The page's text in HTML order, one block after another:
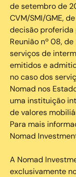
de setembro de
CVM/SMI/GME,
decisão proferida
Reunião nº 08,
serviços de
emitidos e
no caso dos
Nomad nos
uma instituição
de valores
Para mais
Nomad
A Nomad
exclusivamente